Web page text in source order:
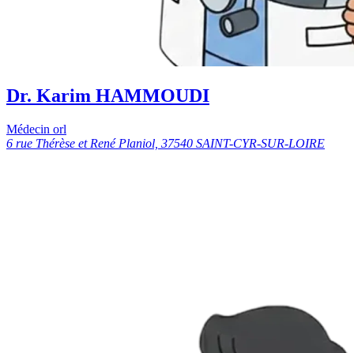
Dr. Karim HAMMOUDI
Médecin orl
6 rue Thérèse et René Planiol, 37540 SAINT-CYR-SUR-LOIRE